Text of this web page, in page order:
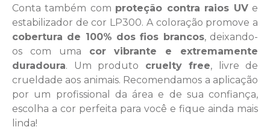
Conta também com proteção contra raios UVe
estabilizador de cor LP300. A coloração promove a
cobertura de 100% dos fios brancos, deixando-
os com uma cor vibrante e extremamente
duradoura. Um produto cruelty free, livre de
crueldade aos animais. Recomendamos a aplicação
por um profissional da área e de sua confiança,
escolha a cor perfeita para você e fique ainda mais
linda!